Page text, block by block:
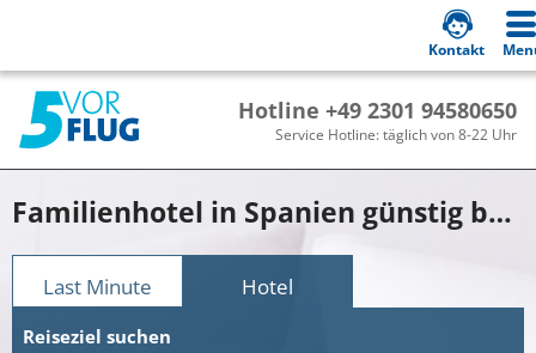
Hotline +49 2301 94580650
Service Hotline: täglich von 8-22 Uhr
Kontakt
Familienhotel in Spanien günstig buchen!
Last Minute Hotel
Reiseziel suchen